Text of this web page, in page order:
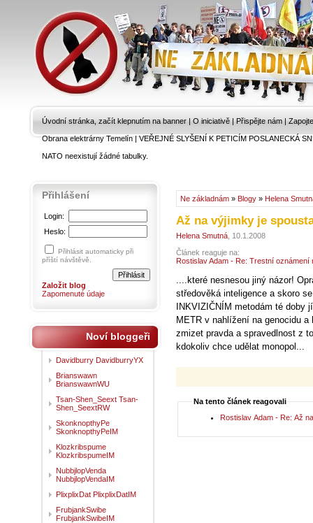
Úvodní stránka, začít klepnutím na banner | O iniciativě | Přispějte nám |
Obrana elektrárny Temelín|VEŘEJNÉ SLYŠENÍ K PETICÍM POSLANECKÁ
NATO neexistují žádné tabulky.
Ne základnám » Blogy » Helena
Až na výjimky je
Helena Smutná , 10.1.2008
Článek reaguje na:
Rostislav Adam - Re: Trestní oznámení
....které nesnesou jiný názor!
středověká inteligence a skoro
INKVIZIČNÍM metodám té
METR v nahlížení na genocidu
zmizet pravda a spravedlnost z
kdokoliv chce udělat monopol...
Na tento článek reagovali
Rostislav Adam - Re: Až
Přihlášení
Login:
Heslo:
Přihlásit automaticky při
příští návštěvě.
Založit blog
Zapomenuté údaje
Noví bloggeři
Davidburry DavidburryYX
Brianswawn
BrianswawnWU
Tsan-Shen_Seext Tsan-
Shen_SeextRW
SkonknopthyPe
SkonknopthyPeIM
Klozkribspume
KlozkribspumeIM
NubbjlopVenda
NubbjlopVendaIM
PlixplixDat PlixplixDatIM
FrubjankSwibe
FrubjankSwibeIM